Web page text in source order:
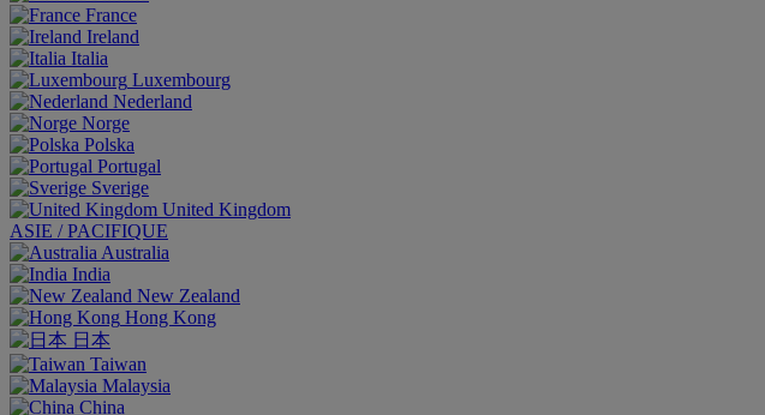
France
Ireland
Italia
Luxembourg
Nederland
Norge
Polska
Portugal
Sverige
United Kingdom
ASIE / PACIFIQUE
Australia
India
New Zealand
Hong Kong
日本
Taiwan
Malaysia
China